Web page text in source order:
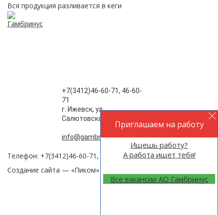
Вся продукция разливается в кеги
+7(3412)46-60-71, 46-60-
71
г. Ижевск, ул.
Салютовская , 77
info@gambrinus-izh.ru
Телефон: +7(3412)46-60-71, 46-60-32,
Создание сайта — «Пиком»
Приглашаем на работу
Ищешь работу?
А работа ищет тебя!
Все вакансии АО Гамбринус